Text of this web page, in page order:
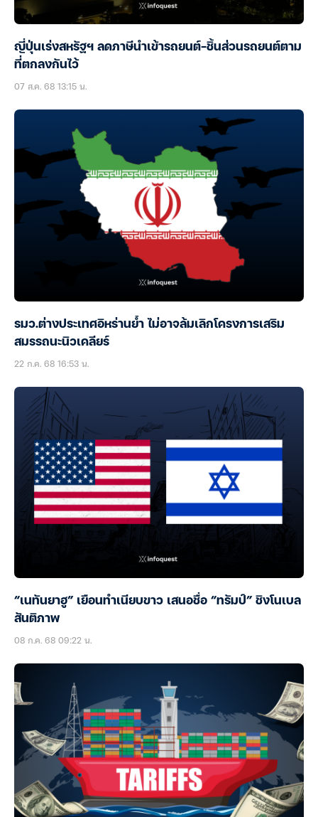
ญี่ปุ่นเร่งสหรัฐฯ ลดภาษีนำเข้ารถยนต์-ชิ้นส่วนรถยนต์ตาม
ที่ตกลงกันไว้
07 ส.ค. 68 13:15 น.
รมว.ต่างประเทศอิหร่านย้ำ ไม่อาจล้มเลิกโครงการเสริม
สมรรถนะนิวเคลียร์
22 ก.ค. 68 16:53 น.
“เนทันยาฮู” เยือนทำเนียบขาว เสนอชื่อ “ทรัมป์” ชิงโนเบล
สันติภาพ
08 ก.ค. 68 09:22 น.